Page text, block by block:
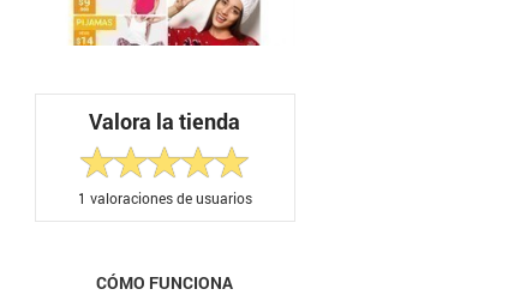
Valora la tienda
1 valoraciones de usuarios
CÓMO FUNCIONA